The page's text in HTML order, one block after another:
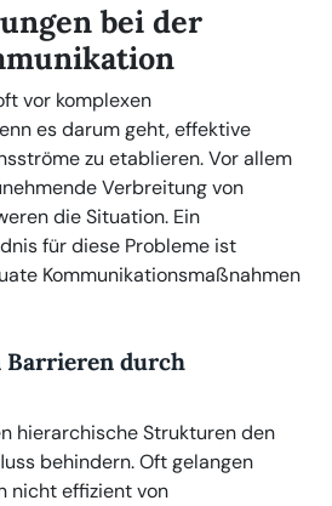
bei der
vor komplexen
es darum geht, effektive
zu etablieren. Vor allem
Verbreitung von
die Situation. Ein
für diese Probleme ist
Kommunikationsmaßnahmen
Barrieren durch
hierarchische Strukturen den
behindern. Oft gelangen
nicht effizient von